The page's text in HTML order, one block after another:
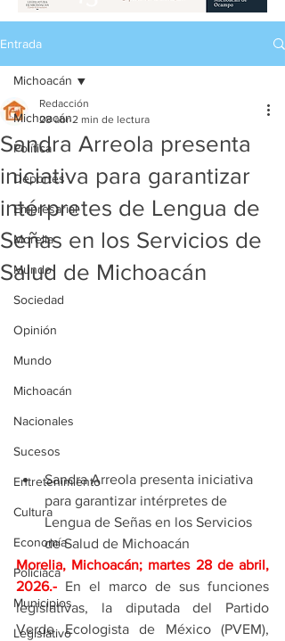
Entrada
Michoacán
Política
Deportes
Empresarial
Morelia
Mundo
Sociedad
Opinión
Mundo
Michoacán
Nacionales
Sucesos
Entretenimiento
Cultura
Economía
Policíaca
Municipios
Legislativo
Michoacán
Sandra Arreola presenta
iniciativa para garantizar
intérpretes de Lengua de
Señas en los Servicios de
Salud de Michoacán
Redacción
28 abr 2 min de lectura
Sandra Arreola presenta iniciativa
para garantizar intérpretes de
Lengua de Señas en los Servicios
de Salud de Michoacán
Morelia, Michoacán; martes 28 de abril,
2026.- En el marco de sus funciones
legislativas, la diputada del Partido
Verde Ecologista de México (PVEM),